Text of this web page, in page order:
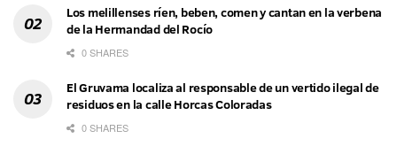
Los melillenses ríen, beben, comen y cantan en la verbena
de la Hermandad del Rocío
0 SHARES
El Gruvama localiza al responsable de un vertido ilegal de
residuos en la calle Horcas Coloradas
0 SHARES